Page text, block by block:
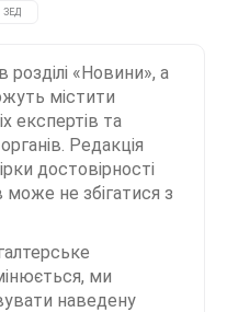
ЗЕД
розділі «Новини», а
містити
експертів та
Редакція
достовірності
не збігатися з
ми
наведену